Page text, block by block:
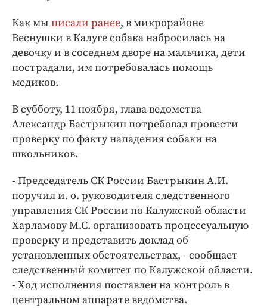
Медиаперсона
Интересное чтиво
Клиника года
Бренд года
Как мы писали ранее, в микрорайоне
Веснушки в Калуге собака набросилась на
девочку и в соседнем дворе на мальчика, дети
пострадали, им потребовалась помощь
медиков.
В субботу, 11 ноября, глава ведомства
Александр Бастрыкин потребовал провести
проверку по факту нападения собаки на
школьников.
- Председатель СК России Бастрыкин А.И.
поручил и. о. руководителя следственного
управления СК России по Калужской области
Харламову М.С. организовать процессуальную
проверку и представить доклад об
установленных обстоятельствах, - сообщает
следственный комитет по Калужской области.
- Ход исполнения поставлен на контроль в
центральном аппарате ведомства.